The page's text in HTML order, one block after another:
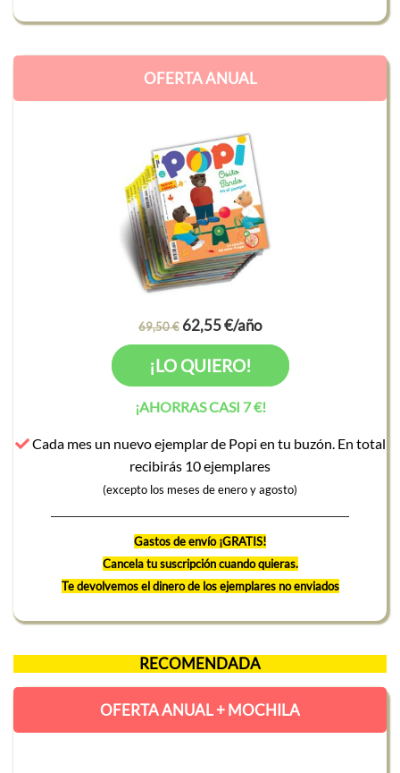
OFERTA ANUAL
69,50 € 62,55 €/año
¡LO QUIERO!
¡AHORRAS CASI 7 €!
Cada mes un nuevo ejemplar de Popi en tu buzón. En total
recibirás 10 ejemplares
(excepto los meses de enero y agosto)
Gastos de envío ¡GRATIS!
Cancela tu suscripción cuando quieras.
Te devolvemos el dinero de los ejemplares no enviados
RECOMENDADA
OFERTA ANUAL + MOCHILA